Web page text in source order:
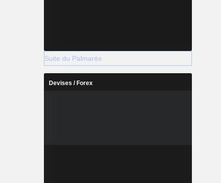
Suite du Palmarès
Devises / Forex